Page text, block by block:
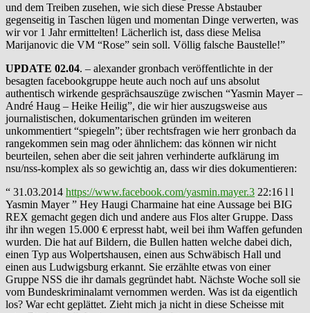
und dem Treiben zusehen, wie sich diese Presse Abstauber
gegenseitig in Taschen lügen und momentan Dinge verwerten, was
wir vor 1 Jahr ermittelten! Lächerlich ist, dass diese Melisa
Marijanovic die VM “Rose” sein soll. Völlig falsche Baustelle!”
UPDATE 02.04. – alexander gronbach veröffentlichte in der
besagten facebookgruppe heute auch noch auf uns absolut
authentisch wirkende gesprächsauszüge zwischen “Yasmin Mayer –
André Haug – Heike Heilig”, die wir hier auszugsweise aus
journalistischen, dokumentarischen gründen im weiteren
unkommentiert “spiegeln”; über rechtsfragen wie herr gronbach da
rangekommen sein mag oder ähnlichem: das können wir nicht
beurteilen, sehen aber die seit jahren verhinderte aufklärung im
nsu/nss-komplex als so gewichtig an, dass wir dies dokumentieren:
“ 31.03.2014 https://www.facebook.com/yasmin.mayer.3 22:16 l l
Yasmin Mayer ” Hey Haugi Charmaine hat eine Aussage bei BIG
REX gemacht gegen dich und andere aus Flos alter Gruppe. Dass
ihr ihn wegen 15.000 € erpresst habt, weil bei ihm Waffen gefunden
wurden. Die hat auf Bildern, die Bullen hatten welche dabei dich,
einen Typ aus Wolpertshausen, einen aus Schwäbisch Hall und
einen aus Ludwigsburg erkannt. Sie erzählte etwas von einer
Gruppe NSS die ihr damals gegründet habt. Nächste Woche soll sie
vom Bundeskriminalamt vernommen werden. Was ist da eigentlich
los? War echt geplättet. Zieht mich ja nicht in diese Scheisse mit